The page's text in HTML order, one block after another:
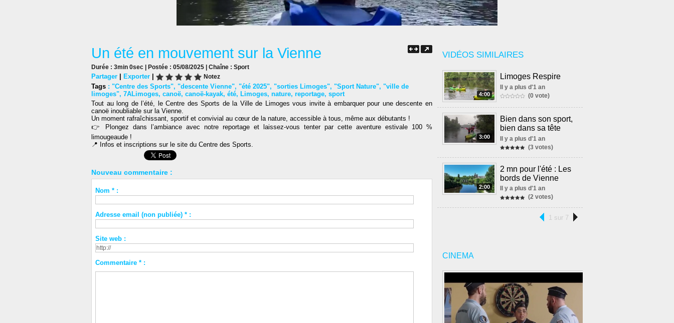
VIDÉOS SIMILAIRES
4:00
Limoges Respire
Il y a plus d'1 an
(0 vote)
3:00
Bien dans son sport,
bien dans sa tête
Il y a plus d'1 an
(3 votes)
2:00
2 mn pour l'été : Les
bords de Vienne
Il y a plus d'1 an
(2 votes)
1 sur 7
CINEMA
Un été en mouvement sur la Vienne
Durée : 3min 0sec | Postée : 05/08/2025 | Chaîne : Sport
Partager | Exporter | Notez
Tags : "Centre des Sports", "descente Vienne", "été 2025", "sorties Limoges", "Sport Nature", "ville de
limoges", 7ALimoges, canoë, canoë-kayak, été, Limoges, nature, reportage, sport
Tout au long de l’été, le Centre des Sports de la Ville de Limoges vous invite à embarquer pour une descente en
canoë inoubliable sur la Vienne.
Un moment rafraîchissant, sportif et convivial au cœur de la nature, accessible à tous, même aux débutants !
👉 Plongez dans l’ambiance avec notre reportage et laissez-vous tenter par cette aventure estivale 100 %
limougeaude !
📍 Infos et inscriptions sur le site du Centre des Sports.
Nouveau commentaire :
Nom * :
Adresse email (non publiée) * :
Site web :
Commentaire * :